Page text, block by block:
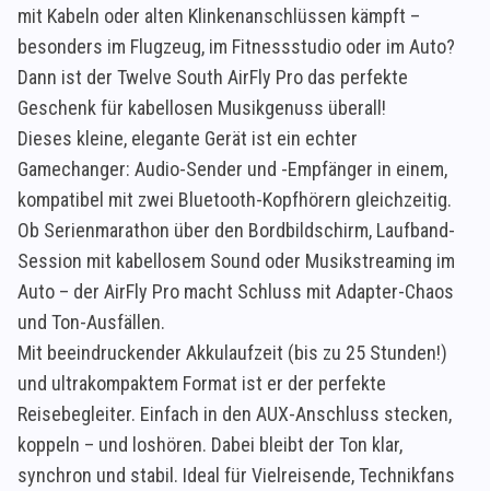
mit Kabeln oder alten Klinkenanschlüssen kämpft –
besonders im Flugzeug, im Fitnessstudio oder im Auto?
Dann ist der Twelve South AirFly Pro das perfekte
Geschenk für kabellosen Musikgenuss überall!
Dieses kleine, elegante Gerät ist ein echter
Gamechanger: Audio-Sender und -Empfänger in einem,
kompatibel mit zwei Bluetooth-Kopfhörern gleichzeitig.
Ob Serienmarathon über den Bordbildschirm, Laufband-
Session mit kabellosem Sound oder Musikstreaming im
Auto – der AirFly Pro macht Schluss mit Adapter-Chaos
und Ton-Ausfällen.
Mit beeindruckender Akkulaufzeit (bis zu 25 Stunden!)
und ultrakompaktem Format ist er der perfekte
Reisebegleiter. Einfach in den AUX-Anschluss stecken,
koppeln – und loshören. Dabei bleibt der Ton klar,
synchron und stabil. Ideal für Vielreisende, Technikfans